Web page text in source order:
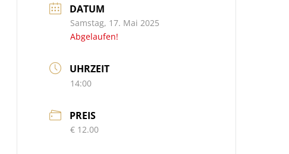
DATUM
Samstag, 17. Mai 2025
Abgelaufen!
UHRZEIT
14:00
PREIS
€ 12.00